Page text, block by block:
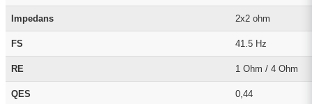
Impedans 2x2 ohm
FS 41.5 Hz
RE 1 Ohm / 4 Ohm
QES 0,44